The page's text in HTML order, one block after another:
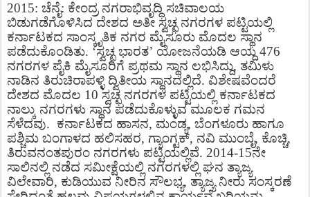
2015: ಚೆನೈ: ಕೇಂದ್ರ ನಗರಾಭಿವೃದ್ಧಿ ಸಚಿವಾಲಯ
ಬಿಡುಗಡೆಗೊಳಿಸಿದ ದೇಶದ ಅತೀ ಸ್ವಚ್ಛ ನಗರಗಳ ಪಟ್ಟಿಯಲ್ಲಿ
ಕರ್ನಾಟಕದ ಸಾಂಸ್ಕೃತಿಕ ನಗರ ಮೈಸೂರು ಮೊದಲ ಸ್ಥಾನ
ಪಡೆದುಕೊಂಡಿತು. ‘ಸ್ವಚ್ಛ ಭಾರತ’ ಯೋಜನೆಯಡಿ ಆಯ್ದ 476
ನಗರಗಳ ಪೈಕಿ ಮೈಸೂರಿಗೆ ಪ್ರಥಮ ಸ್ಥಾನ ಲಭಿಸಿದ್ದು, ತಮಿಳು
ನಾಡಿನ ತಿರುಚಿರಾಪಳ್ಳಿ ದ್ವಿತೀಯ ಸ್ಥಾನದಲ್ಲಿದೆ. ವಿಶೇಷವೆಂದರೆ
ದೇಶದ ಮೊದಲ 10 ಸ್ವಚ್ಛ ನಗರಗಳ ಪಟ್ಟಿಯಲ್ಲಿ ಕರ್ನಾಟಕದ
ನಾಲ್ಕು ನಗರಗಳು ಸ್ಥಾನ ಪಡೆದುಕೊಳ್ಳುವ ಮೂಲಕ ಗಮನ
ಸೆಳೆದವು. ಕರ್ನಾಟಕದ ಹಾಸನ, ಮಂಡ್ಯ, ಬೆಂಗಳೂರು ಹಾಗೂ
ಪಶ್ಚಿಮ ಬಂಗಾಳದ ಹಲಿಸಹರ, ಗ್ಯಾಂಗ್ಟಕ್, ನವಿ ಮುಂಬೈ, ಕೊಚ್ಚಿ,
ತಿರುವನಂತಪುರಂ ನಗರಗಳು ಪಟ್ಟಿಯಲ್ಲಿವೆ. 2014-15ನೇ
ಸಾಲಿನಲ್ಲಿ ನಡೆದ ಸಮೀಕ್ಷೆಯಲ್ಲಿ ನಗರಗಳಲ್ಲಿ ಘನ ತ್ಯಾಜ್ಯ
ವಿಲೇವಾರಿ, ಕುಡಿಯುವ ನೀರಿನ ಸೌಲಭ್ಯ, ತ್ಯಾಜ್ಯ ನೀರು ಸಂಸ್ಕರಣೆ